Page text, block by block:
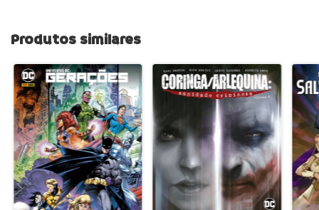
Produtos similares